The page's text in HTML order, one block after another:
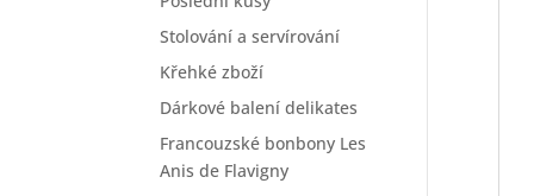
Stolování a servírování
Křehké zboží
Dárkové balení delikates
Francouzské bonbony Les
Anis de Flavigny